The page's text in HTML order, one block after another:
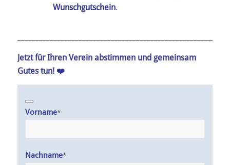
Wunschgutschein.
Jetzt für Ihren Verein abstimmen und gemeinsam
Gutes tun! ❤️
Website
Vorname*
Nachname*